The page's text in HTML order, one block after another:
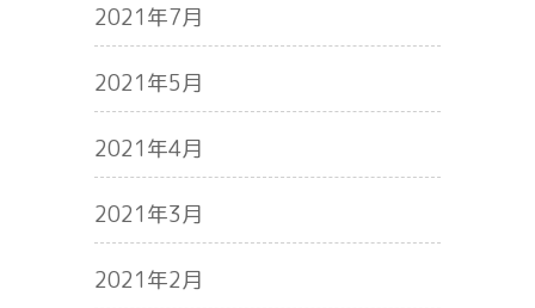
2021年7月
2021年5月
2021年4月
2021年3月
2021年2月